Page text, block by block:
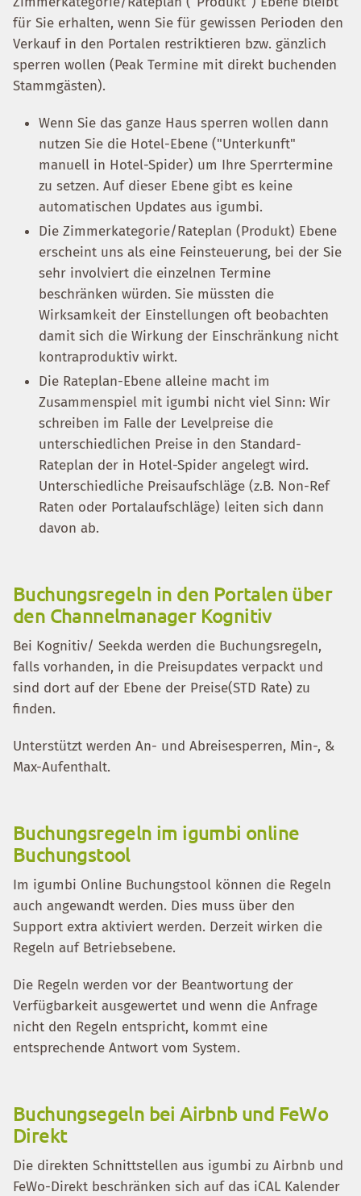
für Sie erhalten, wenn Sie für gewissen Perioden den
Verkauf in den Portalen restriktieren bzw. gänzlich
sperren wollen (Peak Termine mit direkt buchenden
Stammgästen).
Wenn Sie das ganze Haus sperren wollen dann
nutzen Sie die Hotel-Ebene ("Unterkunft"
manuell in Hotel-Spider) um Ihre Sperrtermine
zu setzen. Auf dieser Ebene gibt es keine
automatischen Updates aus igumbi.
Die Zimmerkategorie/Rateplan (Produkt) Ebene
erscheint uns als eine Feinsteuerung, bei der Sie
sehr involviert die einzelnen Termine
beschränken würden. Sie müssten die
Wirksamkeit der Einstellungen oft beobachten
damit sich die Wirkung der Einschränkung nicht
kontraproduktiv wirkt.
Die Rateplan-Ebene alleine macht im
Zusammenspiel mit igumbi nicht viel Sinn: Wir
schreiben im Falle der Levelpreise die
unterschiedlichen Preise in den Standard-
Rateplan der in Hotel-Spider angelegt wird.
Unterschiedliche Preisaufschläge (z.B. Non-Ref
Raten oder Portalaufschläge) leiten sich dann
davon ab.
Buchungsregeln in den Portalen über
den Channelmanager Kognitiv
Bei Kognitiv/ Seekda werden die Buchungsregeln,
falls vorhanden, in die Preisupdates verpackt und
sind dort auf der Ebene der Preise(STD Rate) zu
finden.
Unterstützt werden An- und Abreisesperren, Min-, &
Max-Aufenthalt.
Buchungsregeln im igumbi online
Buchungstool
Im igumbi Online Buchungstool können die Regeln
auch angewandt werden. Dies muss über den
Support extra aktiviert werden. Derzeit wirken die
Regeln auf Betriebsebene.
Die Regeln werden vor der Beantwortung der
Verfügbarkeit ausgewertet und wenn die Anfrage
nicht den Regeln entspricht, kommt eine
entsprechende Antwort vom System.
Buchungsegeln bei Airbnb und FeWo
Direkt
Die direkten Schnittstellen aus igumbi zu Airbnb und
FeWo-Direkt beschränken sich auf das iCAL Kalender